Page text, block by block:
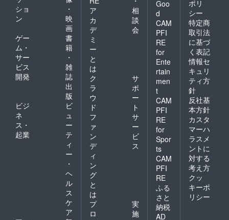
ショ
ン
・
映
画
ゲー
ム・
サー
ビス
開発
書
籍
・
雑
誌
出
版
ビジ
ネ
ス・
起業
ビ
ュ
ー
テ
ィ
ー
・
ヘ
ル
ス
ケ
ア
ア
カ
デ
ミ
ー
と
は
相
談
会
ク
ラ
ウ
ド
フ
ァ
ン
デ
ィ
ン
グ
と
は
サ
ポ
ー
ト
サ
ー
ビ
ス
プ
ロ
実
施
Goo
d
CAM
PFI
RE
for
Ente
rtain
men
t
CAM
PFI
RE
for
Spor
ts
CAM
PFI
RE
ふる
さと
納税
AD
ポリ
シー
特定商
取引法
に基づ
く表記
情報セ
キュリ
ティ方
針
反社基
本方針
カスタ
マーハ
ラスメ
ントに
対する
考え方
クッ
キーポ
リシー